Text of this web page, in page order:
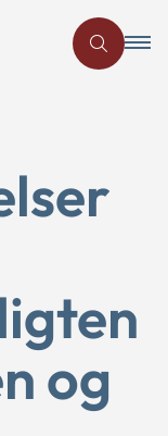
og